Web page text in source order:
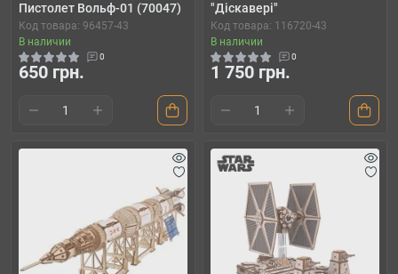
Пистолет Вольф-01 (70047)
Код товара: 96457-43
В наличии
0
650 грн.
"Діскавері"
Код товара: 116720-43
В наличии
0
1 750 грн.